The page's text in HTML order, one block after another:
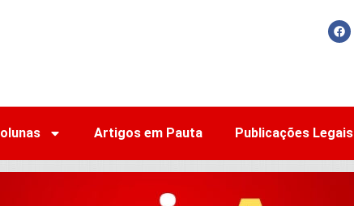
Artigos em Pauta Publicações Legais